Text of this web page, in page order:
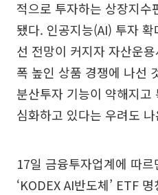
적으로 투자하는 상장지수
됐다. 인공지능(AI) 투자
선 전망이 커지자 자산운
폭 높인 상품 경쟁에 나선
분산투자 기능이 약해지고
심화하고 있다는 우려도
17일 금융투자업계에 따
‘KODEX AI반도체’ ETF